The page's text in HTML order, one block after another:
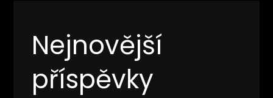
Nejnovější
příspěvky